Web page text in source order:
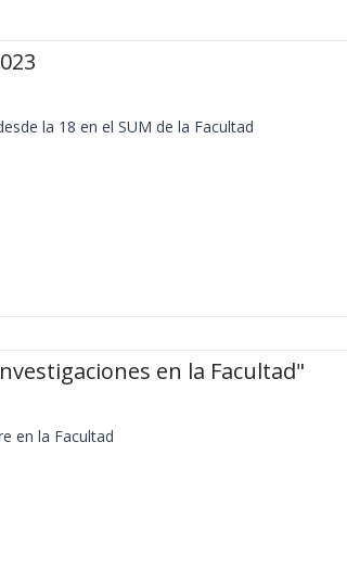
la 18 en el SUM de la Facultad
en la Facultad"
en la Facultad